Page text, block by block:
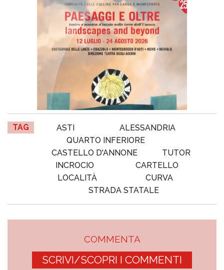
TAG ASTI
ALESSANDRIA
QUARTO INFERIORE
CASTELLO D'ANNONE
TUTOR
INCROCIO
CARTELLO
LOCALITÀ
CURVA
STRADA STATALE
COMMENTA
SCRIVI/SCOPRI I COMMENTI